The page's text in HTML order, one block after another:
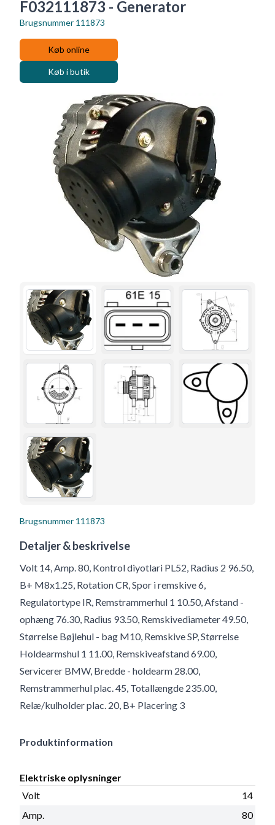
F032111873 - Generator
Brugsnummer 111873
Køb online
Køb i butik
Brugsnummer 111873
Detaljer & beskrivelse
Volt 14, Amp. 80, Kontrol diyotlari PL52, Radius 2 96.50,
B+ M8x1.25, Rotation CR, Spor i remskive 6,
Regulatortype IR, Remstrammerhul 1 10.50, Afstand -
ophæng 76.30, Radius 93.50, Remskivediameter 49.50,
Størrelse Bøjlehul - bag M10, Remskive SP, Størrelse
Holdearmshul 1 11.00, Remskiveafstand 69.00,
Servicerer BMW, Bredde - holdearm 28.00,
Remstrammerhul plac. 45, Totallængde 235.00,
Relæ/kulholder plac. 20, B+ Placering 3
Produktinformation
Elektriske oplysninger
Volt
14
Amp.
80